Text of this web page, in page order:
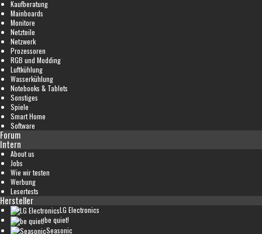
Kaufberatung
Mainboards
Monitore
Netzteile
Netzwerk
Prozessoren
RGB und Modding
Luftkühlung
Wasserkühlung
Notebooks & Tablets
Sonstiges
Spiele
Smart Home
Software
Forum
Intern
About us
Jobs
Wie wir testen
Werbung
Lesertests
Hersteller
LG Electronics
be quiet!
Seasonic